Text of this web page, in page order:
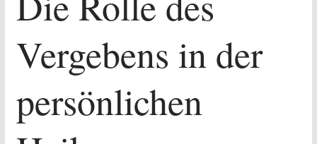
Vergebens in der
persönlichen